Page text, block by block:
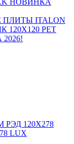
ПЛИТЫ ITALON
120Х120 РЕТ